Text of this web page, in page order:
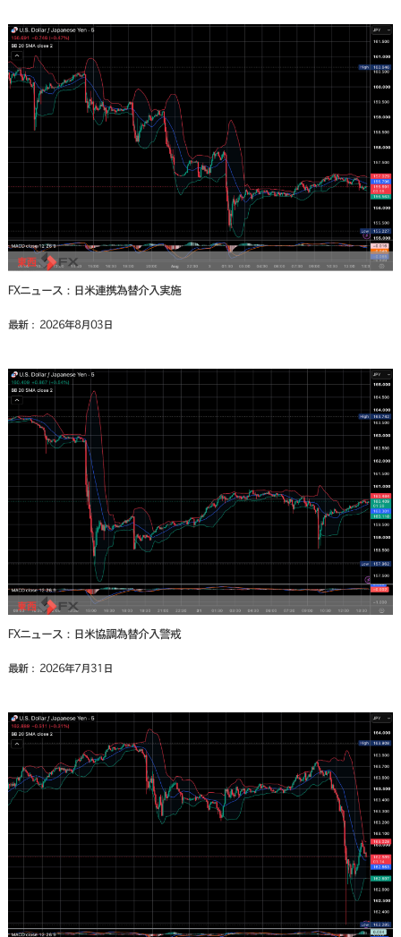
FXニュース：日米連携為替介入実施
最新： 2026年8月03日
FXニュース：日米協調為替介入警戒
最新： 2026年7月31日